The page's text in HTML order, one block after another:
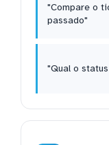
"Compare o
passado"
"Qual o